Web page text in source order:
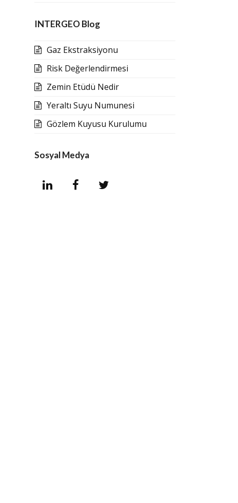
INTERGEO Blog
Gaz Ekstraksiyonu
Risk Değerlendirmesi
Zemin Etüdü Nedir
Yeraltı Suyu Numunesi
Gözlem Kuyusu Kurulumu
Sosyal Medya
L